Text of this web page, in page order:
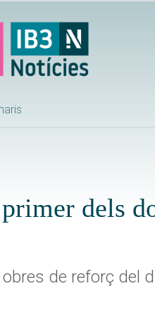
dels
de reforç del